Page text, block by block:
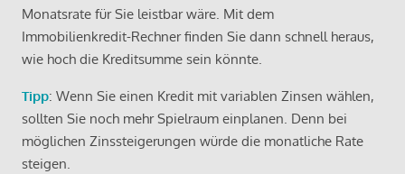
Monatsrate für Sie leistbar wäre. Mit dem
Immobilienkredit-Rechner finden Sie dann schnell heraus,
wie hoch die Kreditsumme sein könnte.
Tipp: Wenn Sie einen Kredit mit variablen Zinsen wählen,
sollten Sie noch mehr Spielraum einplanen. Denn bei
möglichen Zinssteigerungen würde die monatliche Rate
steigen.